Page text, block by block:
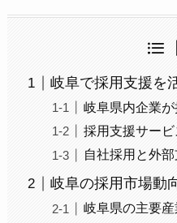
岐阜で採用支援を
岐阜県内企業
採用支援サー
自社採用と外
岐阜の採用市場動
岐阜県の主要